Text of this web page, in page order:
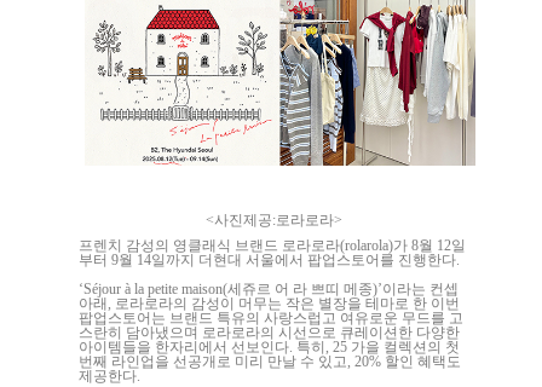
<사진제공:로라로라>
프렌치 감성의 영클래식 브랜드 로라로라(rolarola)가 8월 12일
부터 9월 14일까지 더현대 서울에서 팝업스토어를 진행한다.
‘Séjour à la petite maison(세쥬르 어 라 쁘띠 메종)’이라는 컨셉
아래, 로라로라의 감성이 머무는 작은 별장을 테마로 한 이번
팝업스토어는 브랜드 특유의 사랑스럽고 여유로운 무드를 고
스란히 담아냈으며 로라로라의 시선으로 큐레이션한 다양한
아이템들을 한자리에서 선보인다. 특히, 25 가을 컬렉션의 첫
번째 라인업을 선공개로 미리 만날 수 있고, 20% 할인 혜택도
제공한다.